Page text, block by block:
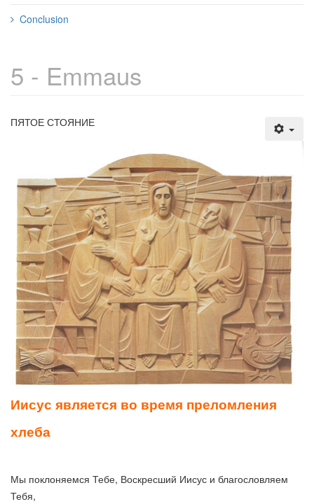
Conclusion
5 - Emmaus
ПЯТОЕ СТОЯНИЕ
Иисус является во время преломления
хлеба
Мы поклоняемся Тебе, Воскресший Иисус и благословляем
Тебя,